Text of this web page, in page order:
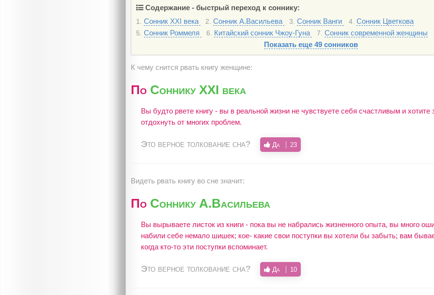
Содержание - быстрый переход к соннику:
1. Сонник XXI века 2. Сонник А.Васильева 3. Сонник Ванги 4. Сонник Цветкова
5. Сонник Роммеля 6. Китайский сонник Чжоу-Гуна 7. Сонник современной женщины
Показать еще 49 сонников
К чему снится рвать книгу женщине:
По Соннику XXI века
Вы будто рвете книгу - вы в реальной жизни не чувствуете себя счастливым и хотите
отдохнуть от многих проблем.
Это верное толкование сна? Да 23
Видеть рвать книгу во сне значит:
По Соннику А.Васильева
Вы вырываете листок из книги - пока вы не набрались жизненного опыта, вы много
набили себе немало шишек; кое- какие свои поступки вы хотели бы забыть; вам
когда кто-то эти поступки вспоминает.
Это верное толкование сна? Да 10